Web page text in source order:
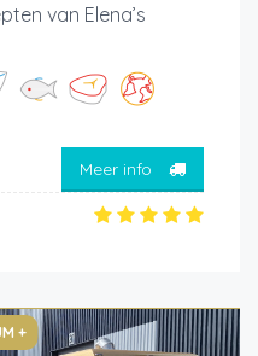
van Elena’s
Meer info
+